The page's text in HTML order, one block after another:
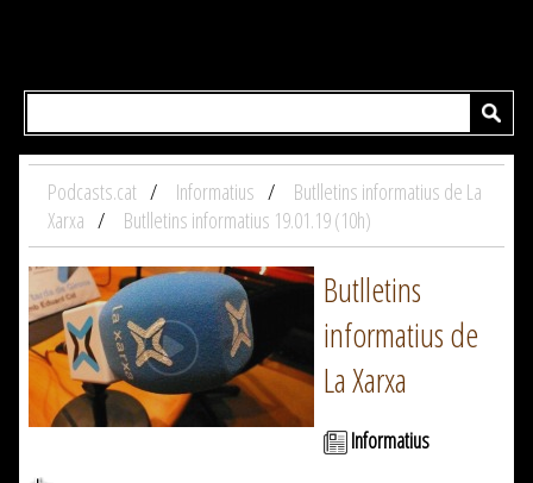
Podcasts.cat Informatius
Butlletins informatius de La
Xarxa
Butlletins informatius 19.01.19 (10h)
Butlletins
informatius de
La Xarxa
Informatius